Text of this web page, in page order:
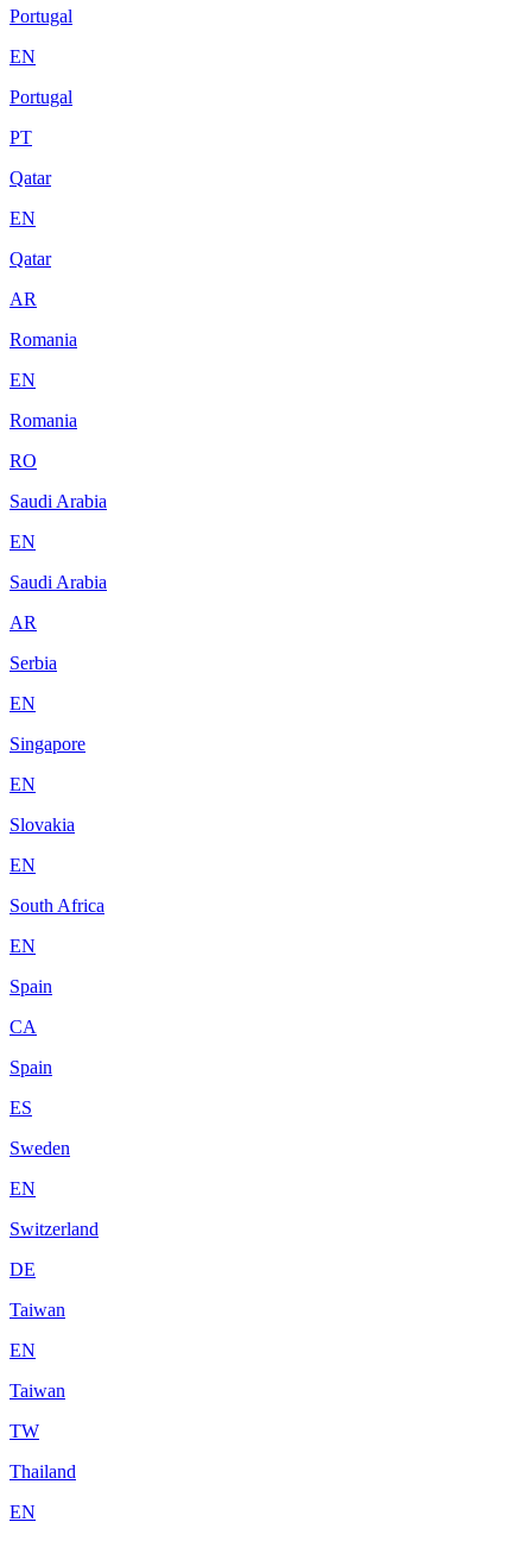
Portugal
EN
Portugal
PT
Qatar
EN
Qatar
AR
Romania
EN
Romania
RO
Saudi Arabia
EN
Saudi Arabia
AR
Serbia
EN
Singapore
EN
Slovakia
EN
South Africa
EN
Spain
CA
Spain
ES
Sweden
EN
Switzerland
DE
Taiwan
EN
Taiwan
TW
Thailand
EN